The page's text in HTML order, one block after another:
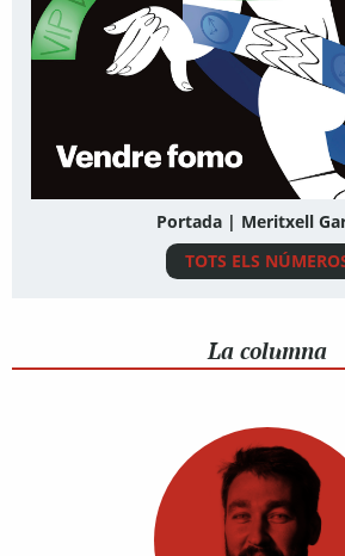
Portada | Meritxell
TOTS ELS
La columna